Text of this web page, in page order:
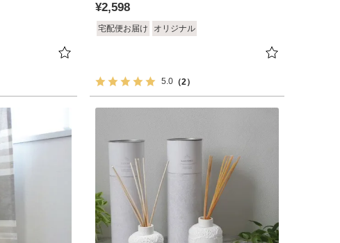
¥2,598
宅配便お届け オリジナル
5.0 （2）